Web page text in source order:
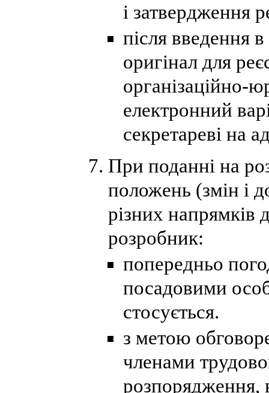
і затвердження
після введення
оригінал для
організаційно-
електронний
секретареві на
При поданні на
положень (змін і
різних напрямків
розробник:
попередньо
посадовими
стосується.
з метою
членами
розпорядження,